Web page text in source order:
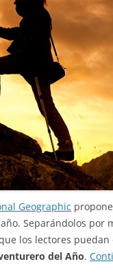
Geographic
Separándolos por
los lectores
del Año.